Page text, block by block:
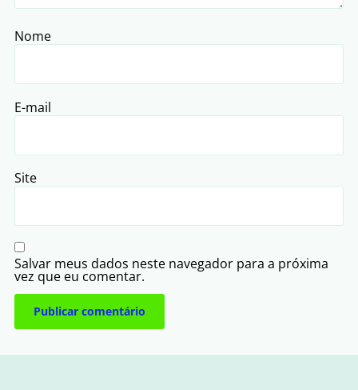
Nome
E-mail
Site
Salvar meus dados neste navegador para a próxima
vez que eu comentar.